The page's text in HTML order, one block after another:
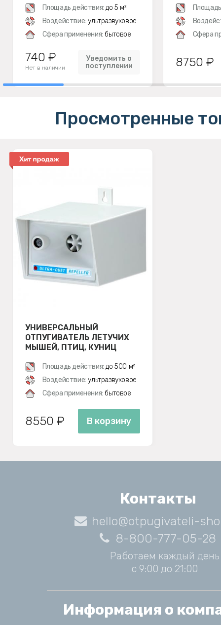
Площадь действия: до 5 м²
Воздействие: ультразвуковое
Сфера применения: бытовое
740 ₽
Нет в наличии
Уведомить о
поступлении
Сфера
8750 ₽
Просмотренные
УНИВЕРСАЛЬНЫЙ
ОТПУГИВАТЕЛЬ ЛЕТУЧИХ
МЫШЕЙ, ПТИЦ, КУНИЦ
Площадь действия: до 500 м²
Воздействие: ультразвуковое
Сфера применения: бытовое
8550 ₽ В корзину
Контакты
hello@otpugivateli-
8-800-777-05-28
Работаем каждый день
с 9:00 до 21:00
Информация о